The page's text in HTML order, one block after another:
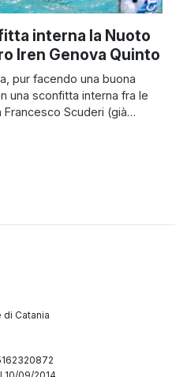
interna la Nuoto
Iren Genova Quinto
pur facendo una buona
una sconfitta interna fra le
Scuderi (già
della Iren Genova Quinto
Catania